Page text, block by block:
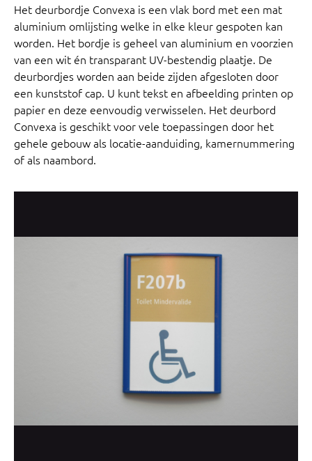
Het deurbordje Convexa is een vlak bord met een mat
aluminium omlijsting welke in elke kleur gespoten kan
worden. Het bordje is geheel van aluminium en voorzien
van een wit én transparant UV-bestendig plaatje. De
deurbordjes worden aan beide zijden afgesloten door
een kunststof cap. U kunt tekst en afbeelding printen op
papier en deze eenvoudig verwisselen. Het deurbord
Convexa is geschikt voor vele toepassingen door het
gehele gebouw als locatie-aanduiding, kamernummering
of als naambord.